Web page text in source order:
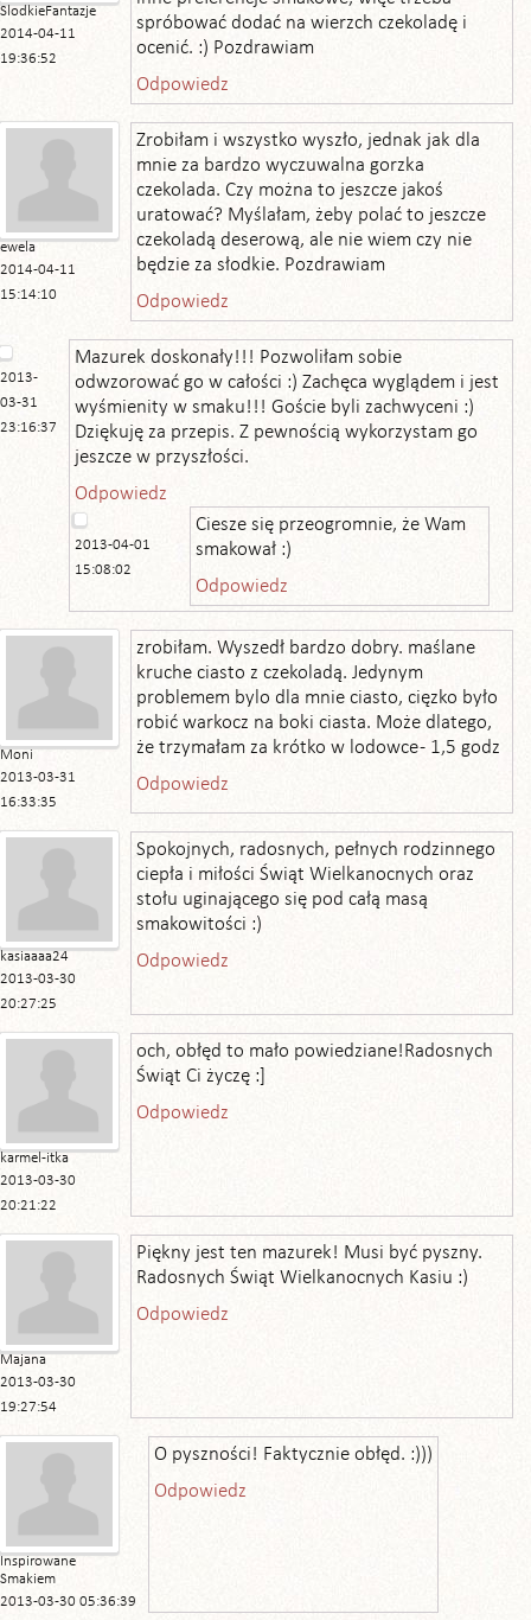
SlodkieFantazje
2014-04-11
19:36:52
spróbować dodać na wierzch czekoladę i
ocenić. :) Pozdrawiam
Odpowiedz
ewela
2014-04-11
15:14:10
Zrobiłam i wszystko wyszło, jednak jak dla
mnie za bardzo wyczuwalna gorzka
czekolada. Czy można to jeszcze jakoś
uratować? Myślałam, żeby polać to jeszcze
czekoladą deserową, ale nie wiem czy nie
będzie za słodkie. Pozdrawiam
Odpowiedz
2013-
03-31
23:16:37
Mazurek doskonały!!! Pozwoliłam sobie
odwzorować go w całości :) Zachęca wyglądem i jest
wyśmienity w smaku!!! Goście byli zachwyceni :)
Dziękuję za przepis. Z pewnością wykorzystam go
jeszcze w przyszłości.
Odpowiedz
2013-04-01
15:08:02
Ciesze się przeogromnie, że Wam
smakował :)
Odpowiedz
Moni
2013-03-31
16:33:35
zrobiłam. Wyszedł bardzo dobry. maślane
kruche ciasto z czekoladą. Jedynym
problemem bylo dla mnie ciasto, cięzko było
robić warkocz na boki ciasta. Może dlatego,
że trzymałam za krótko w lodowce - 1,5 godz
Odpowiedz
kasiaaaa24
2013-03-30
20:27:25
Spokojnych, radosnych, pełnych rodzinnego
ciepła i miłości Świąt Wielkanocnych oraz
stołu uginającego się pod całą masą
smakowitości :)
Odpowiedz
karmel-itka
2013-03-30
20:21:22
och, obłęd to mało powiedziane!Radosnych
Świąt Ci życzę :]
Odpowiedz
Majana
2013-03-30
19:27:54
Piękny jest ten mazurek! Musi być pyszny.
Radosnych Świąt Wielkanocnych Kasiu :)
Odpowiedz
Inspirowane
Smakiem
2013-03-30 05:36:39
O pyszności! Faktycznie obłęd. :)))
Odpowiedz